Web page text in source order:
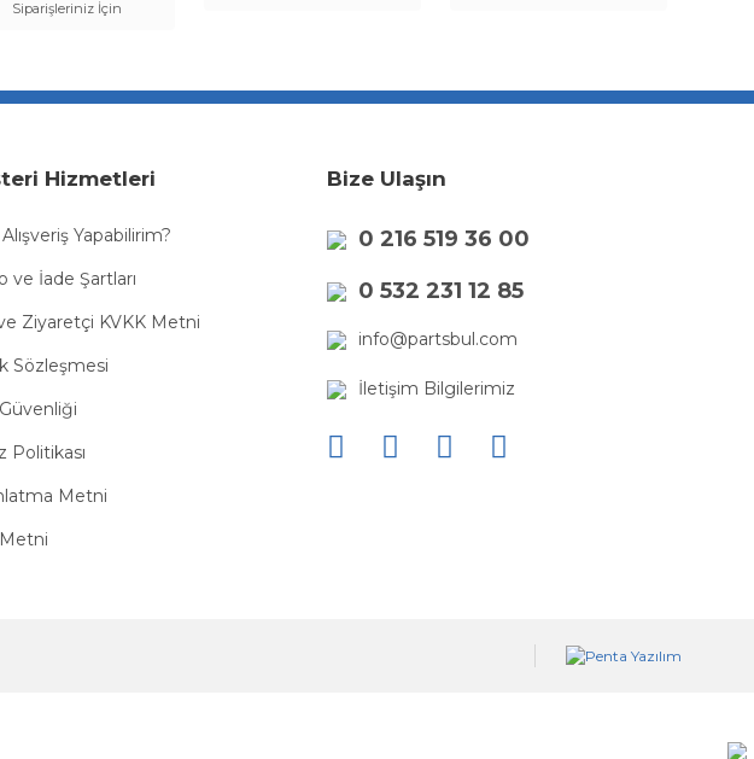
Siparişleriniz İçin
Hizmetleri
Alışveriş Yapabilirim?
ve İade Şartları
Ziyaretçi KVKK Metni
Sözleşmesi
Politikası
Metni
Metni
Bize Ulaşın
0 216 519 36 00
0 532 231 12 85
info@partsbul.com
İletişim Bilgilerimiz